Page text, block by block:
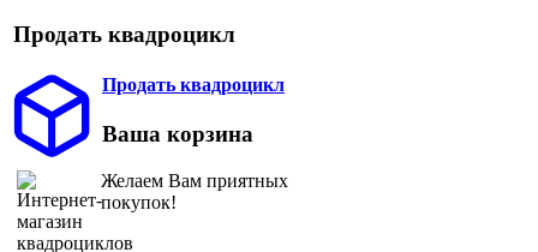
Продать квадроцикл
Продать квадроцикл
Ваша корзина
Желаем Вам приятных
покупок!